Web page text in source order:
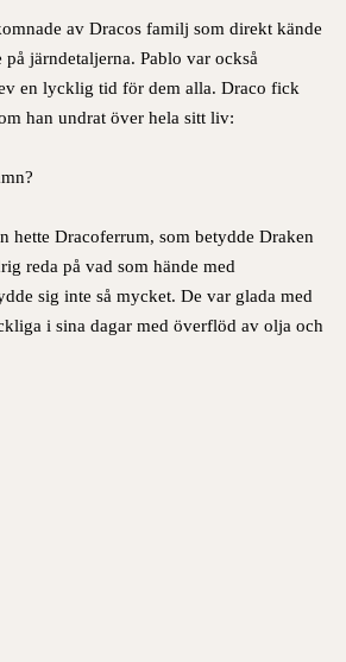
av Dracos familj som direkt kände
järndetaljerna. Pablo var också
en lycklig tid för dem alla. Draco fick
han undrat över hela sitt liv:
hette Dracoferrum, som betydde Draken
reda på vad som hände med
sig inte så mycket. De var glada med
i sina dagar med överflöd av olja och